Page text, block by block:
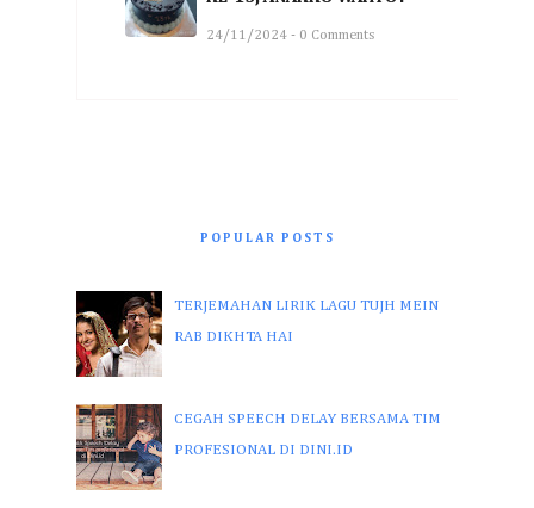
24/11/2024 - 0 Comments
POPULAR POSTS
TERJEMAHAN LIRIK LAGU TUJH MEIN
RAB DIKHTA HAI
CEGAH SPEECH DELAY BERSAMA TIM
PROFESIONAL DI DINI.ID